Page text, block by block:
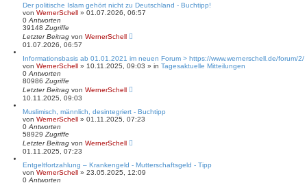
Der politische Islam gehört nicht zu Deutschland - Buchtipp!
von WernerSchell » 01.07.2026, 06:57
0 Antworten
39148 Zugriffe
Letzter Beitrag von WernerSchell
01.07.2026, 06:57
Informationsbasis ab 01.01.2021 im neuen Forum > https://www.wernerschell.de/forum/2/
von WernerSchell » 10.11.2025, 09:03 » in Tagesaktuelle Mitteilungen
0 Antworten
80986 Zugriffe
Letzter Beitrag von WernerSchell
10.11.2025, 09:03
Muslimisch, männlich, desintegriert - Buchtipp
von WernerSchell » 01.11.2025, 07:23
0 Antworten
58929 Zugriffe
Letzter Beitrag von WernerSchell
01.11.2025, 07:23
Entgeltfortzahlung – Krankengeld - Mutterschaftsgeld - Tipp
von WernerSchell » 23.05.2025, 12:09
0 Antworten